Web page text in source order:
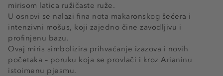
mirisom latica ružičaste ruže.
U osnovi se nalazi fina nota makaronskog šećera i
intenzivni mošus, koji zajedno čine zavodljivu i
profinjenu bazu.
Ovaj miris simbolizira prihvaćanje izazova i novih
početaka – poruku koja se provlači i kroz Arianinu
istoimenu pjesmu.